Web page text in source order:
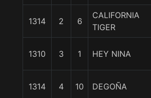
1314 2 6
CALIFORNIA
TIGER
1310 3 1 HEY NINA
1314 4 10 DEGOÑA